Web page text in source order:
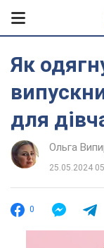
Як
для
Ольга
25.05.2024
0